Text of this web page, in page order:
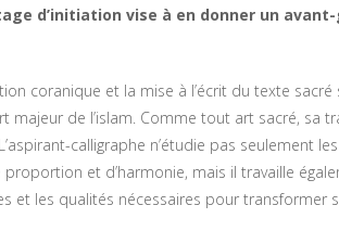
d’initiation vise à en donner un
coranique et la mise à l’écrit du texte
majeur de l’islam. Comme tout art sacré, sa
calligraphe n’étudie pas seulement
proportion et d’harmonie, mais il travaille
et les qualités nécessaires pour transformer